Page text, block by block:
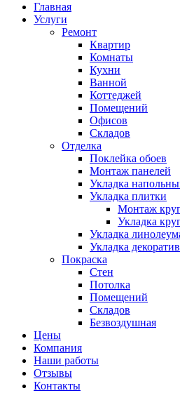
Главная
Услуги
Ремонт
Квартир
Комнаты
Кухни
Ванной
Коттеджей
Помещений
Офисов
Складов
Отделка
Поклейка обоев
Монтаж панелей
Укладка
Укладка плитки
Монтаж
Укладка
Укладка
Укладка
Покраска
Стен
Потолка
Помещений
Складов
Безвоздушная
Цены
Компания
Наши работы
Отзывы
Контакты